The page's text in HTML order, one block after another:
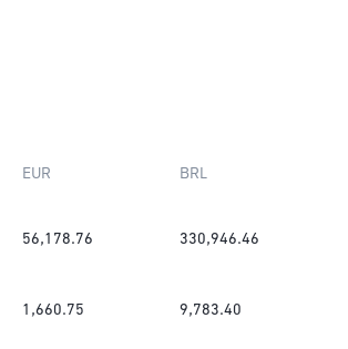
EUR BRL
56,178.76 330,946.46
1,660.75 9,783.40